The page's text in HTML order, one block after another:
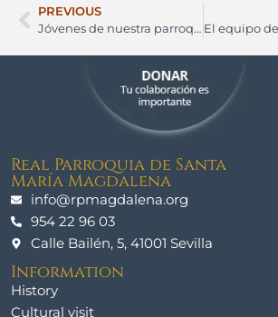
PREVIOUS
Jóvenes de nuestra parroquia vencedores del primer torneo de fútbol interparroquial
Real Parroquia de Santa
María Magdalena
info@rpmagdalena.org
954 22 96 03
Calle Bailén, 5, 41001 Sevilla
Information
History
Cultural visit